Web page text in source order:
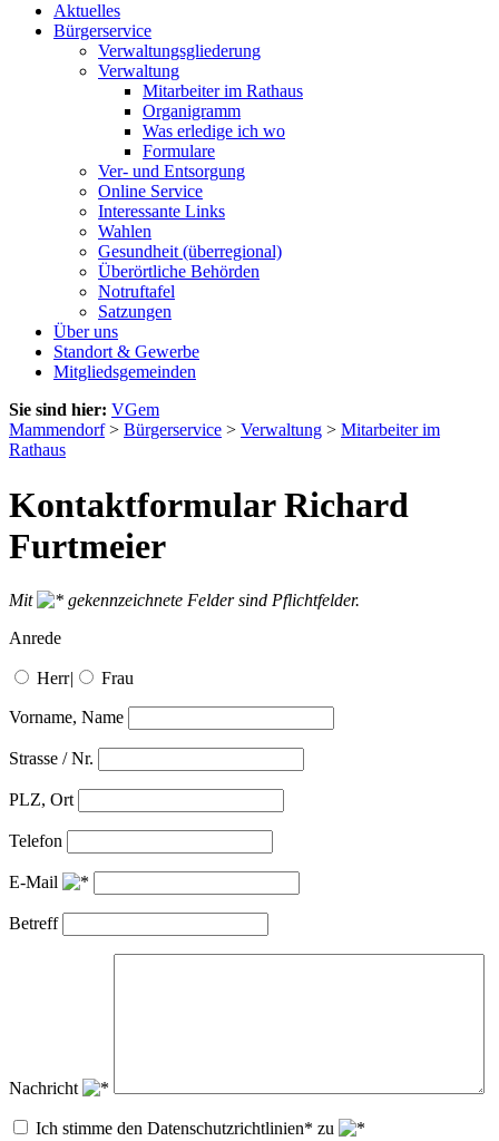
Aktuelles
Bürgerservice
Verwaltungsgliederung
Verwaltung
Mitarbeiter im Rathaus
Organigramm
Was erledige ich wo
Formulare
Ver- und Entsorgung
Online Service
Interessante Links
Wahlen
Gesundheit (überregional)
Überörtliche Behörden
Notruftafel
Satzungen
Über uns
Standort & Gewerbe
Mitgliedsgemeinden
Sie sind hier: VGem
Mammendorf> Bürgerservice > Verwaltung > Mitarbeiter im
Rathaus
Kontaktformular Richard
Furtmeier
Mit
gekennzeichnete Felder sind Pflichtfelder.
Anrede
Herr| Frau
Vorname, Name
Strasse / Nr.
PLZ, Ort
Telefon
E-Mail
Betreff
Nachricht
Ich stimme den Datenschutzrichtlinien* zu